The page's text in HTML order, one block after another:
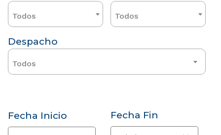
Todos Todos
Despacho
Todos
Fecha Inicio Fecha Fin